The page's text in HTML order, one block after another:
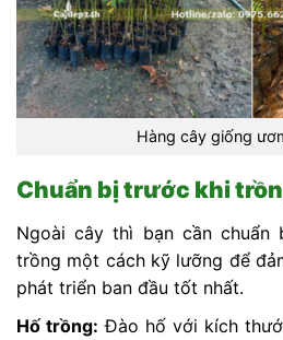
Hàng cây giống
Chuẩn bị trước khi
Ngoài cây thì bạn cần
trồng một cách kỹ lưỡng để
phát triển ban đầu tốt nhất.
Hố trồng: Đào hố với kích